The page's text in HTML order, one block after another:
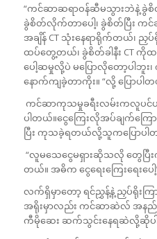
“ကင်ဆာဆရာဝန်ဆီမသွားဘဲနဲ့ ခွဲ
ခွဲစိတ်လိုက်တာပေါ့၊ ခွဲစိတ်ပြီး ကင်
အချိန် CT သုံးနေရာရိုက်တယ်၊ ညှပ်
ထပ်တွေ့တယ်၊ ခွဲစိတ်ခါနီး CT ကိုထ
ပေါ့ဆမှုလို့ပဲ မပြောလိုတော့ပါဘူ
နောက်ကျခဲ့တာကိုး။ “လို့ ပြောပါ
ကင်ဆာကုသမှုခရီးလမ်းကလူပင်ပ
ပါတယ်။ငွေကြေးလိုအပ်ချက်ကြေ
ပြီး ကုသခဲ့ရတယ်လို့သူကပြောပါ
“လူမသေ‌ငွေမရှားဆိုသလို တွေပ
တယ်။ အဓိက ငွေရေးကြေးရေးပေ
လက်ရှိမှာတော့ ရင်ညွှန့်နဲ့ ညှပ်ရိုးက
အရိုးမှာလည်း ကင်ဆာဆဲလ် အနည်း
ကီမိုဆေး ဆက်သွင်းနေရဆဲလို့ဆိုပ